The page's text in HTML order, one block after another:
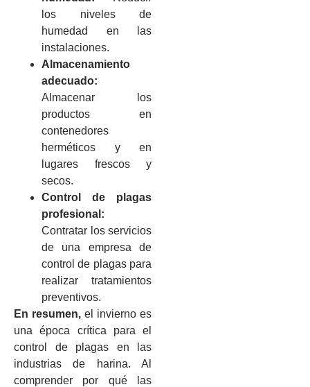
los niveles de
humedad en las
instalaciones.
Almacenamiento
adecuado:
Almacenar los
productos en
contenedores
herméticos y en
lugares frescos y
secos.
Control de plagas
profesional:
Contratar los servicios
de una empresa de
control de plagas para
realizar tratamientos
preventivos.
En resumen, el invierno es
una época crítica para el
control de plagas en las
industrias de harina. Al
comprender por qué las